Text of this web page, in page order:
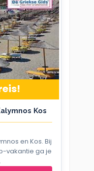
Kos
en Kos. Bij
vakantie ga je